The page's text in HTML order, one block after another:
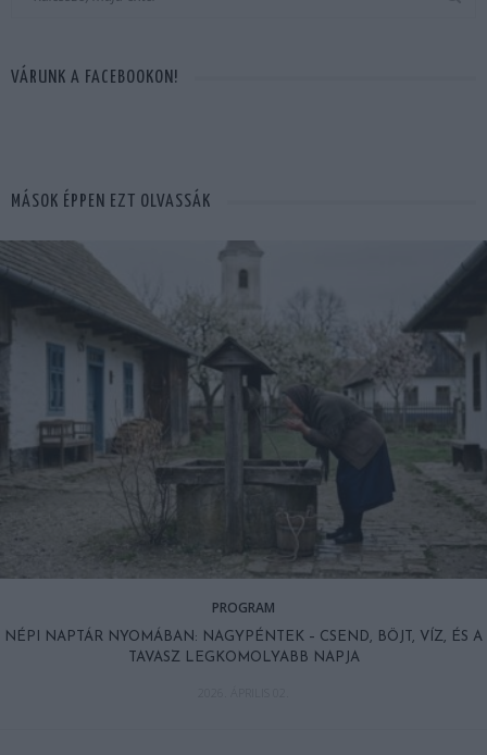
VÁRUNK A FACEBOOKON!
MÁSOK ÉPPEN EZT OLVASSÁK
PROGRAM
NÉPI NAPTÁR NYOMÁBAN: NAGYPÉNTEK – CSEND, BÖJT, VÍZ, ÉS A
TAVASZ LEGKOMOLYABB NAPJA